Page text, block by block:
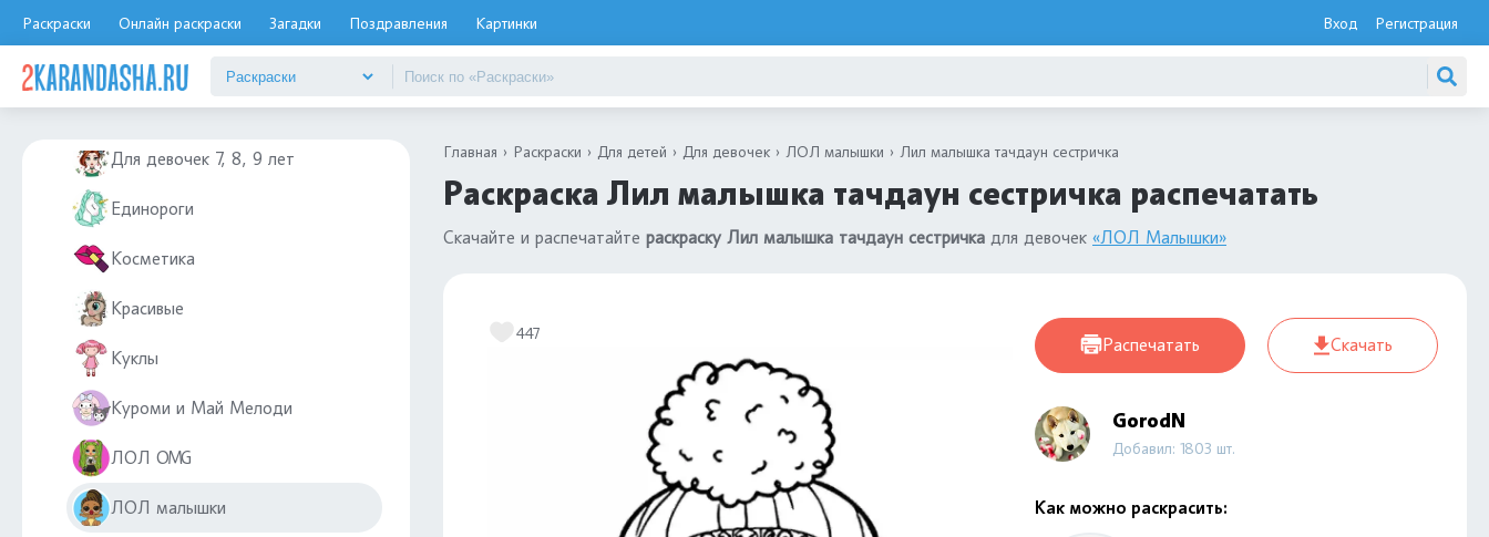
Раскраски Онлайн раскраски Загадки Поздравления Картинки Вход Регистрация
Для девочек 6-7 лет
Для девочек 7, 8, 9 лет
Единороги
Косметика
Красивые
Куклы
Куроми и Май Мелоди
ЛОЛ OMG
ЛОЛ малышки
Главная Раскраски Для детей Для девочек ЛОЛ малышки Лил малышка тачдаун сестричка
Раскраска Лил малышка тачдаун сестричка распечатать
Скачайте и распечатайте раскраску Лил малышка тачдаун сестричка для девочек «ЛОЛ Малышки»
447
Распечатать Скачать
GorodN
Добавил: 1803 шт.
Как можно раскрасить: